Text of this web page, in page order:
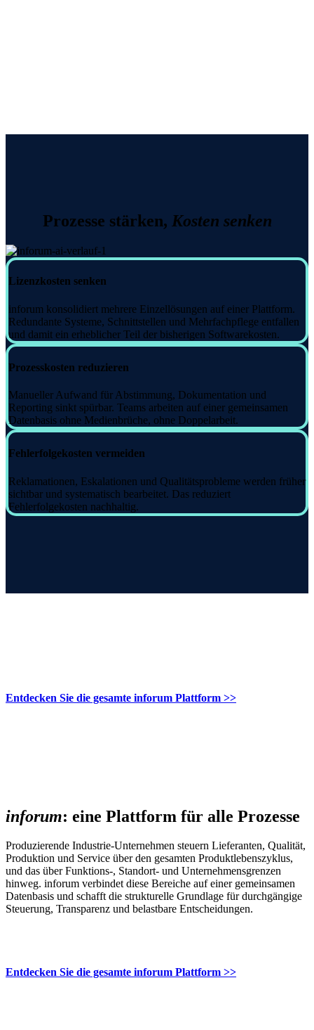
Prozesse stärken, Kosten senken
Lizenzkosten senken
inforum konsolidiert mehrere Einzellösungen auf einer Plattform.
Redundante Systeme, Schnittstellen und Mehrfachpflege entfallen
und damit ein erheblicher Teil der bisherigen Softwarekosten.
Prozesskosten reduzieren
Manueller Aufwand für Abstimmung, Dokumentation und
Reporting sinkt spürbar. Teams arbeiten auf einer gemeinsamen
Datenbasis ohne Medienbrüche, ohne Doppelarbeit.
Fehlerfolgekosten vermeiden
Reklamationen, Eskalationen und Qualitätsprobleme werden früher
sichtbar und systematisch bearbeitet. Das reduziert
Fehlerfolgekosten nachhaltig.
Entdecken Sie die gesamte inforum Plattform >>
inforum: eine Plattform für alle Prozesse
Produzierende Industrie-Unternehmen steuern Lieferanten, Qualität,
Produktion und Service über den gesamten Produktlebenszyklus,
und das über Funktions-, Standort- und Unternehmensgrenzen
hinweg. inforum verbindet diese Bereiche auf einer gemeinsamen
Datenbasis und schafft die strukturelle Grundlage für durchgängige
Steuerung, Transparenz und belastbare Entscheidungen.
Entdecken Sie die gesamte inforum Plattform >>